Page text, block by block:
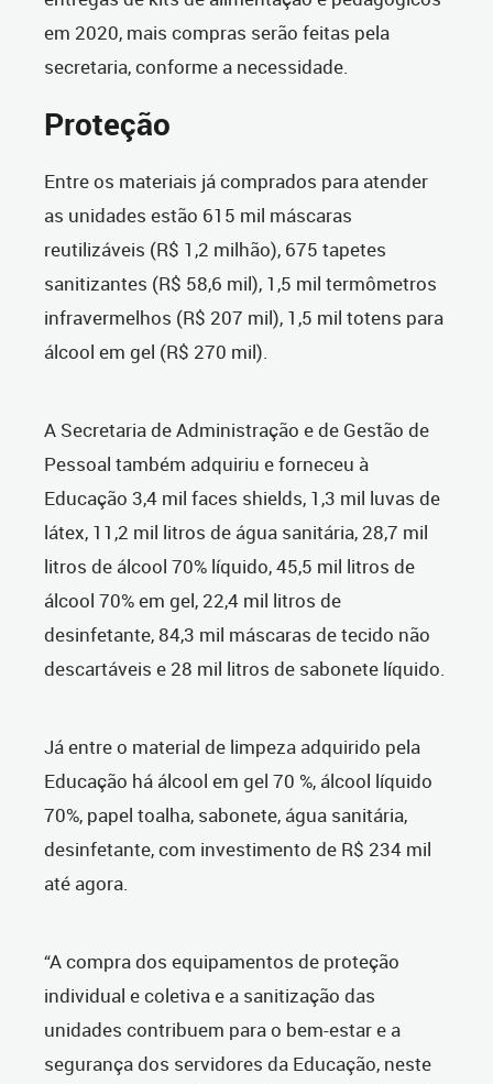
em 2020, mais compras serão feitas pela
secretaria, conforme a necessidade.
Proteção
Entre os materiais já comprados para atender
as unidades estão 615 mil máscaras
reutilizáveis (R$ 1,2 milhão), 675 tapetes
sanitizantes (R$ 58,6 mil), 1,5 mil termômetros
infravermelhos (R$ 207 mil), 1,5 mil totens para
álcool em gel (R$ 270 mil).
A Secretaria de Administração e de Gestão de
Pessoal também adquiriu e forneceu à
Educação 3,4 mil faces shields, 1,3 mil luvas de
látex, 11,2 mil litros de água sanitária, 28,7 mil
litros de álcool 70% líquido, 45,5 mil litros de
álcool 70% em gel, 22,4 mil litros de
desinfetante, 84,3 mil máscaras de tecido não
descartáveis e 28 mil litros de sabonete líquido.
Já entre o material de limpeza adquirido pela
Educação há álcool em gel 70 %, álcool líquido
70%, papel toalha, sabonete, água sanitária,
desinfetante, com investimento de R$ 234 mil
até agora.
“A compra dos equipamentos de proteção
individual e coletiva e a sanitização das
unidades contribuem para o bem-estar e a
segurança dos servidores da Educação, neste